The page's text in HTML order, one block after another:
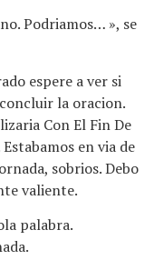
Podriamos… », se
espere a ver si
la oracion.
Con El Fin De
en vi­a de
sobrios. Debo
valiente.
palabra.